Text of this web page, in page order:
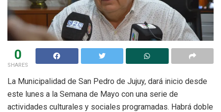
0
SHARES
La Municipalidad de San Pedro de Jujuy, dará inicio desde
este lunes a la Semana de Mayo con una serie de
actividades culturales y sociales programadas. Habrá doble